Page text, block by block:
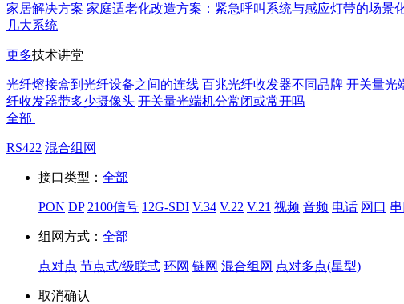
家居解决方案 家庭适老化改造方案：紧急呼叫系统与感应灯带的场景
几大系统
更多技术讲堂
光纤熔接盒到光纤设备之间的连线 百兆光纤收发器不同品牌 开关量光
纤收发器带多少摄像头 开关量光端机分常闭或常开吗
全部
RS422 混合组网
接口类型： 全部
PON DP 2100信号 12G-SDI V.34 V.22 V.21 视频 音频 电话 网口
组网方式： 全部
点对点 节点式/级联式 环网 链网 混合组网 点对多点(星型)
取消确认